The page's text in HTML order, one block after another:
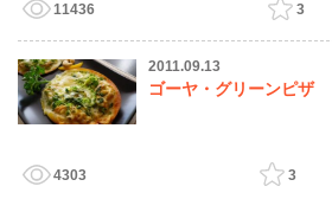
11436
3
2011.09.13
ゴーヤ・グリーンピザ
4303
3